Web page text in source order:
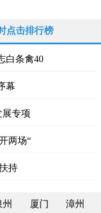
点击排行榜
白条禽40
幕
展专项
两场“
持
州 厦门 漳州